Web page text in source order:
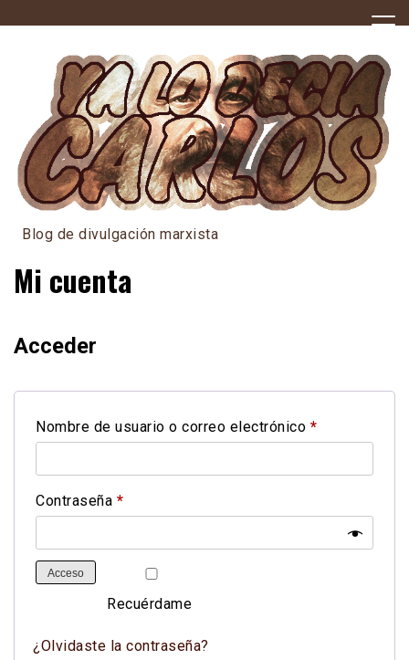
to
Blog de divulgación marxista
Mi cuenta
Acceder
Nombre de usuario o correo electrónico *Obligatorio
Contraseña *Obligatorio
Recuérdame
Acceso
¿Olvidaste la contraseña?